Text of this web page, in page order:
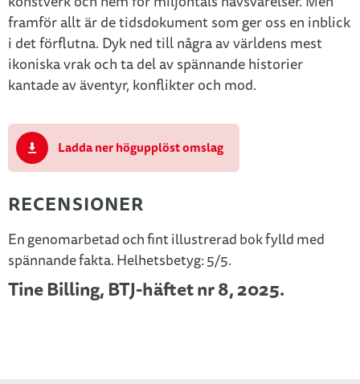
framför allt är de tidsdokument som ger oss en inblick
i det förflutna. Dyk ned till några av världens mest
ikoniska vrak och ta del av spännande historier
kantade av äventyr, konflikter och mod.
Ladda ner högupplöst omslag
RECENSIONER
En genomarbetad och fint illustrerad bok fylld med
spännande fakta. Helhetsbetyg: 5/5.
Tine Billing, BTJ-häftet nr 8, 2025.